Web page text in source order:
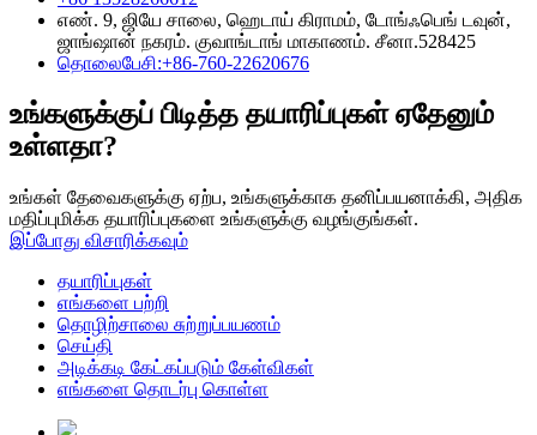
எண். 9, ஜியே சாலை, ஹெடாய் கிராமம், டோங்ஃபெங் டவுன்,
ஜாங்ஷான் நகரம். குவாங்டாங் மாகாணம். சீனா.528425
தொலைபேசி:+86-760-22620676
உங்களுக்குப் பிடித்த தயாரிப்புகள் ஏதேனும்
உள்ளதா?
உங்கள் தேவைகளுக்கு ஏற்ப, உங்களுக்காக தனிப்பயனாக்கி, அதிக
மதிப்புமிக்க தயாரிப்புகளை உங்களுக்கு வழங்குங்கள்.
இப்போது விசாரிக்கவும்
தயாரிப்புகள்
எங்களை பற்றி
தொழிற்சாலை சுற்றுப்பயணம்
செய்தி
அடிக்கடி கேட்கப்படும் கேள்விகள்
எங்களை தொடர்பு கொள்ள